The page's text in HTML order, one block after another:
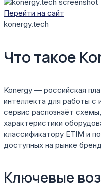
Перейти на сайт
konergy.tech
Что такое
Konergy — российская
интеллекта для работы с
сервис распознаёт
характеристики
классификатору ETIM и
доступных на рынке
Ключевые